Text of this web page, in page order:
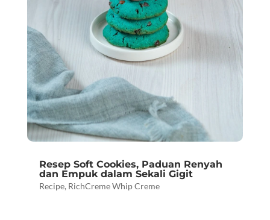
Resep Soft Cookies, Paduan Renyah
dan Empuk dalam Sekali Gigit
Recipe, RichCreme Whip Creme